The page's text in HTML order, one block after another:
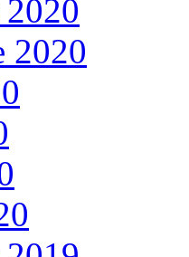
2020
2020